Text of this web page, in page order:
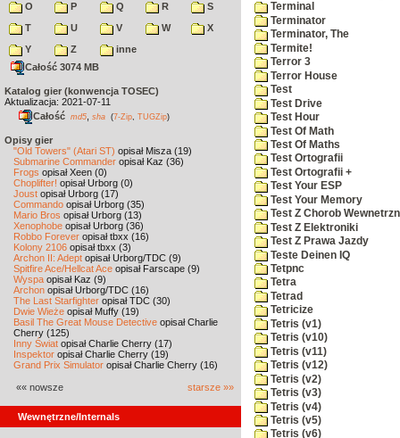
O
P Q R
S
T
U V W
X
Y
Z
inne
Całość 3074 MB
Katalog gier (konwencja TOSEC)
Aktualizacja: 2021-07-11
Całość md5 sha (7-Zip TUGZip)
Opisy gier
"Old Towers" (Atari ST) opisał Misza (19)
Submarine Commander opisał Kaz (36)
Frogs opisał Xeen (0)
Choplifter! opisał Urborg (0)
Joust opisał Urborg (17)
Commando opisał Urborg (35)
Mario Bros opisał Urborg (13)
Xenophobe opisał Urborg (36)
Robbo Forever opisał tbxx (16)
Kolony 2106 opisał tbxx (3)
Archon II: Adept opisał Urborg/TDC (9)
Spitfire Ace/Hellcat Ace opisał Farscape (9)
Wyspa opisał Kaz (9)
Archon opisał Urborg/TDC (16)
The Last Starfighter opisał TDC (30)
Dwie Wieże opisał Muffy (19)
Basil The Great Mouse Detective opisał Charlie
Cherry (125)
Inny Świat opisał Charlie Cherry (17)
Inspektor opisał Charlie Cherry (19)
Grand Prix Simulator opisał Charlie Cherry (16)
«« nowsze starsze »»
Wewnętrzne/Internals
Terminal
Terminator
Terminator, The
Termite!
Terror 3
Terror House
Test
Test Drive
Test Hour
Test Of Math
Test Of Maths
Test Ortografii
Test Ortografii +
Test Your ESP
Test Your Memory
Test Z Chorob
Test Z Elektroniki
Test Z Prawa Jazdy
Teste Deinen IQ
Tetpnc
Tetra
Tetrad
Tetricize
Tetris (v1)
Tetris (v10)
Tetris (v11)
Tetris (v12)
Tetris (v2)
Tetris (v3)
Tetris (v4)
Tetris (v5)
Tetris (v6)